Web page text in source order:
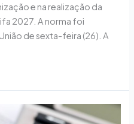
e na realização da
2027. A norma foi
de sexta-feira (26). A